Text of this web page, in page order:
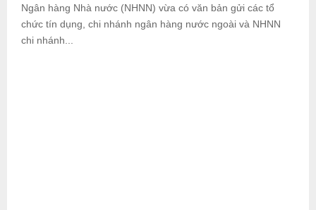
Ngân hàng Nhà nước (NHNN) vừa có văn bản gửi các tổ
chức tín dụng, chi nhánh ngân hàng nước ngoài và NHNN
chi nhánh...